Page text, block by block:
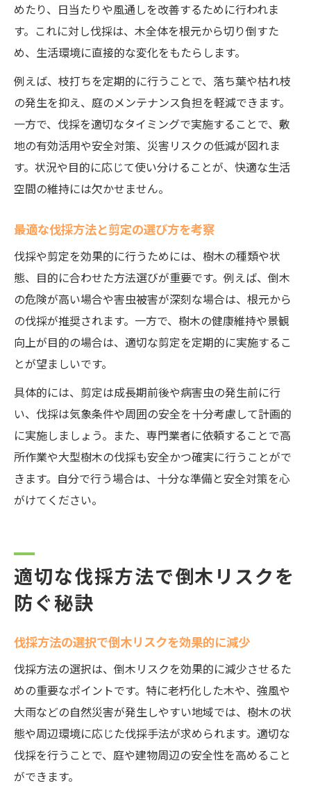
めたり、日当たりや風通しを改善するために行われま
す。これに対し伐採は、木全体を根元から切り倒すた
め、生活環境に直接的な変化をもたらします。
例えば、枝打ちを定期的に行うことで、落ち葉や枯れ枝
の発生を抑え、庭のメンテナンス負担を軽減できます。
一方で、伐採を適切なタイミングで実施することで、敷
地の有効活用や安全対策、災害リスクの低減が図れま
す。状況や目的に応じて使い分けることが、快適な生活
空間の維持には欠かせません。
最適な伐採方法と剪定の選び方を考察
伐採や剪定を効果的に行うためには、樹木の種類や状
態、目的に合わせた方法選びが重要です。例えば、倒木
の危険が高い場合や害虫被害が深刻な場合は、根元から
の伐採が推奨されます。一方で、樹木の健康維持や景観
向上が目的の場合は、適切な剪定を定期的に実施するこ
とが望ましいです。
具体的には、剪定は成長期前後や病害虫の発生前に行
い、伐採は気象条件や周囲の安全を十分考慮して計画的
に実施しましょう。また、専門業者に依頼することで高
所作業や大型樹木の伐採も安全かつ確実に行うことがで
きます。自分で行う場合は、十分な準備と安全対策を心
がけてください。
適切な伐採方法で倒木リスクを
防ぐ秘訣
伐採方法の選択で倒木リスクを効果的に減少
伐採方法の選択は、倒木リスクを効果的に減少させるた
めの重要なポイントです。特に老朽化した木や、強風や
大雨などの自然災害が発生しやすい地域では、樹木の状
態や周辺環境に応じた伐採手法が求められます。適切な
伐採を行うことで、庭や建物周辺の安全性を高めること
ができます。